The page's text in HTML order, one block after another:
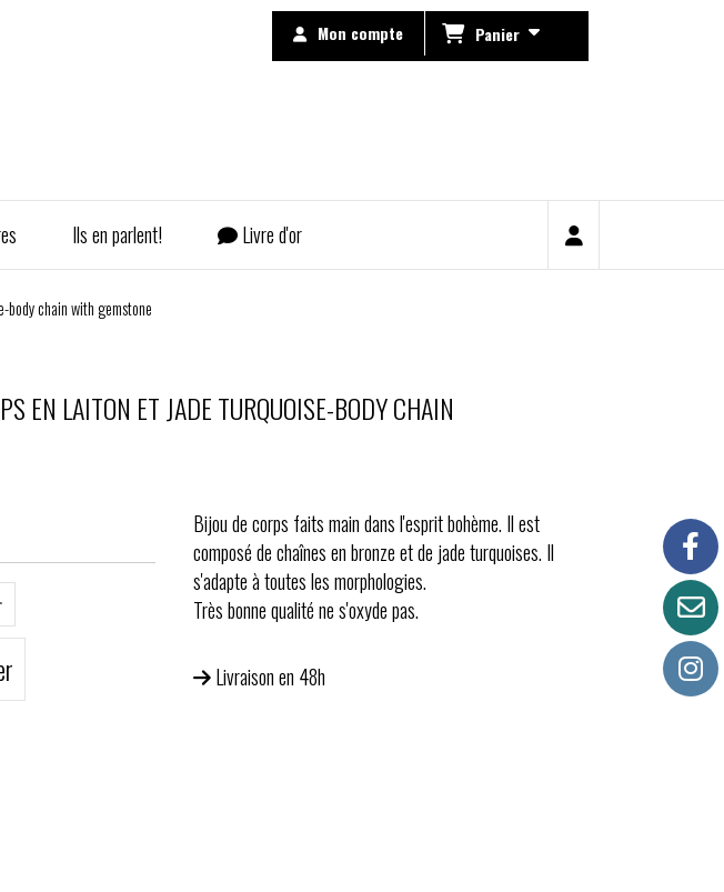
Mon compte Panier
Ils en parlent! Livre d'or
body chain with gemstone
EN LAITON ET JADE TURQUOISE-BODY CHAIN
Bijou de corps faits main dans l'esprit bohème. Il est
composé de chaînes en bronze et de jade turquoises. Il
s'adapte à toutes les morphologies.
Très bonne qualité ne s'oxyde pas.
Livraison en 48h